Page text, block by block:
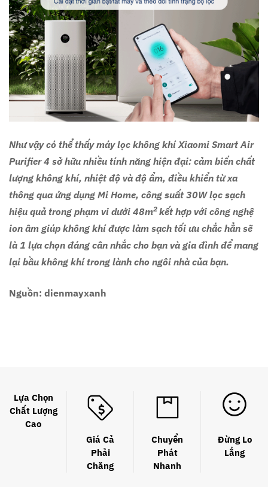
Như vậy có thể thấy máy lọc không khí Xiaomi Smart Air
Purifier 4 sở hữu nhiều tính năng hiện đại: cảm biến chất
lượng không khí, nhiệt độ và độ ẩm, điều khiển từ xa
thông qua ứng dụng Mi Home, công suất 30W lọc sạch
hiệu quả trong phạm vi dưới 48m2 kết hợp với công nghệ
ion âm giúp không khí được làm sạch tối ưu chắc hẳn sẽ
là 1 lựa chọn đáng cân nhắc cho bạn và gia đình để mang
lại bầu không khí trong lành cho ngôi nhà của bạn.
Nguồn: dienmayxanh
Lựa Chọn
Chất Lượng
Cao
Giá Cả
Phải
Chăng
Chuyển
Phát
Nhanh
Đừng Lo
Lắng